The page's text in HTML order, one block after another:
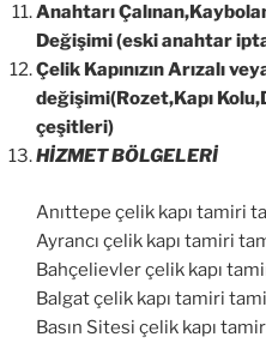
Anahtarı
Değişimi (eski anahtar
Çelik Kapınızın Arızalı
değişimi(Rozet,Kapı
çeşitleri)
HİZMET BÖLGELERİ
Anıttepe çelik kapı tamiri
Ayrancı çelik kapı tamiri
Bahçelievler çelik kapı
Balgat çelik kapı tamiri
Basın Sitesi çelik kapı